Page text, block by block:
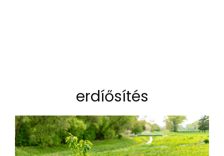
erdíősítés